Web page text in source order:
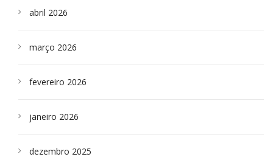
abril 2026
março 2026
fevereiro 2026
janeiro 2026
dezembro 2025